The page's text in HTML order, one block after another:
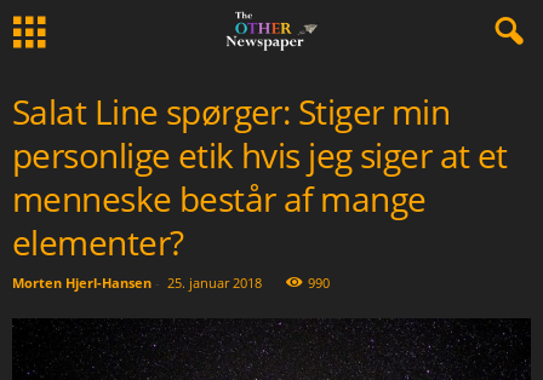
Salat Line spørger: Stiger min
personlige etik hvis jeg siger at et
menneske består af mange
elementer?
Morten Hjerl-Hansen - 25. januar 2018 990